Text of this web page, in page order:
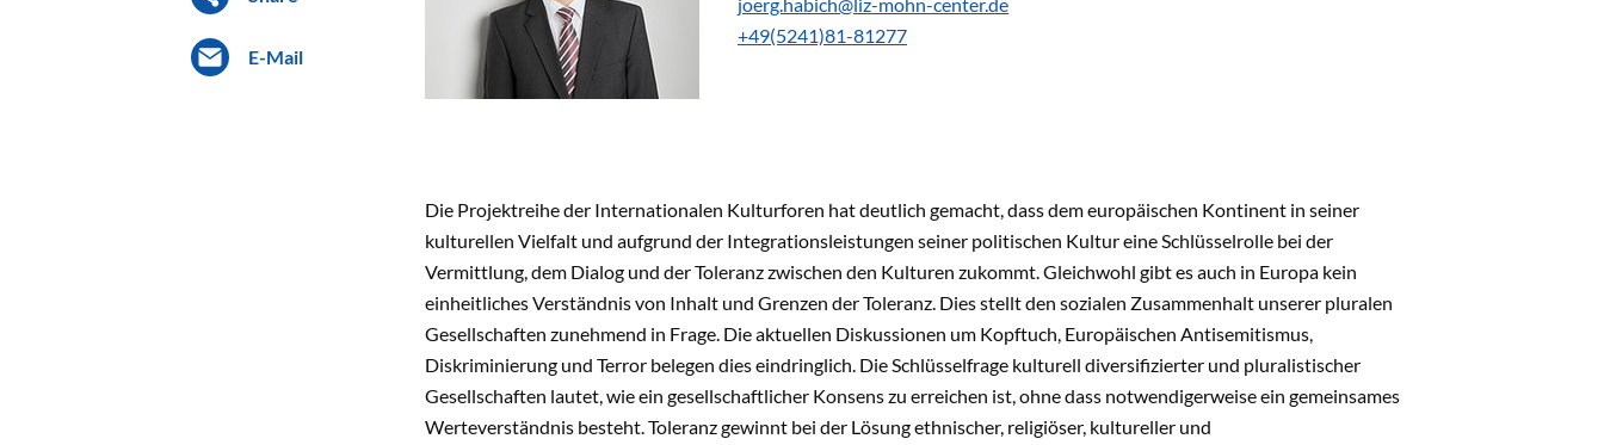
E-Mail
+49(5241)81-81277
Die Projektreihe der Internationalen Kulturforen hat deutlich gemacht, dass dem europäischen Kontinent in seiner
kulturellen Vielfalt und aufgrund der Integrationsleistungen seiner politischen Kultur eine Schlüsselrolle bei der
Vermittlung, dem Dialog und der Toleranz zwischen den Kulturen zukommt. Gleichwohl gibt es auch in Europa kein
einheitliches Verständnis von Inhalt und Grenzen der Toleranz. Dies stellt den sozialen Zusammenhalt unserer pluralen
Gesellschaften zunehmend in Frage. Die aktuellen Diskussionen um Kopftuch, Europäischen Antisemitismus,
Diskriminierung und Terror belegen dies eindringlich. Die Schlüsselfrage kulturell diversifizierter und pluralistischer
Gesellschaften lautet, wie ein gesellschaftlicher Konsens zu erreichen ist, ohne dass notwendigerweise ein gemeinsames
Werteverständnis besteht. Toleranz gewinnt bei der Lösung ethnischer, religiöser, kultureller und